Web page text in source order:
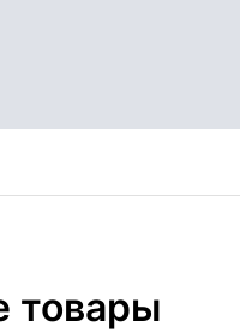
товары